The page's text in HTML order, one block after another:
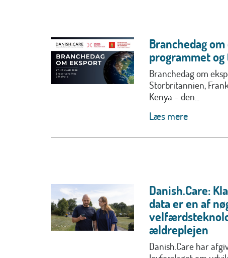
Branchedag
programmet
Branchedag om
Storbritannien,
Kenya – den...
Læs mere
Danish.Care:
data er en af
ældreplejen
Danish.Care har